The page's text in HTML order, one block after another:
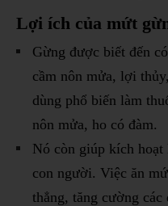
Lợi ích của mứt
Gừng được biết đến
cầm nôn mửa, lợi
dùng phổ biến làm
nôn mửa, ho có đàm.
Nó còn giúp kích
con người. Việc ăn
thẳng, tăng cường